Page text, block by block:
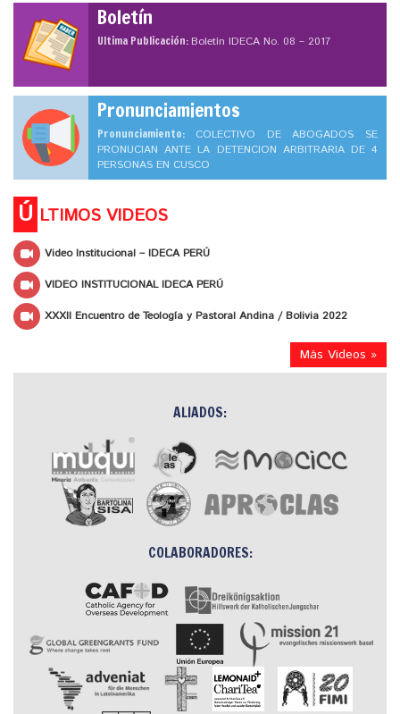
Boletín
Ultima Publicación:Boletín IDECA No. 08 – 2017
Pronunciamientos
Pronunciamiento: COLECTIVO DE ABOGADOS SE
PRONUCIAN ANTE LA DETENCION ARBITRARIA DE 4
PERSONAS EN CUSCO
Ú LTIMOS VIDEOS
Video Institucional – IDECA PERÚ
VIDEO INSTITUCIONAL IDECA PERÚ
XXXII Encuentro de Teología y Pastoral Andina / Bolivia 2022
Más Videos »
ALIADOS:
COLABORADORES: